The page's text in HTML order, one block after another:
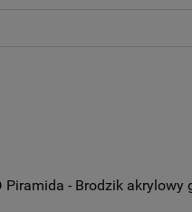
Piramida - Brodzik akrylowy